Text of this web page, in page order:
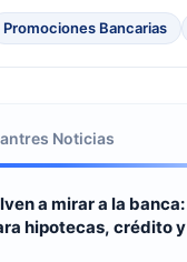
Promociones Bancarias
Noticias
a mirar a la banca:
hipotecas, crédito y